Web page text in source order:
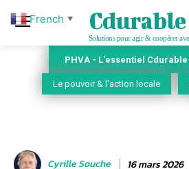
Cdurable
Solutions pour agir & coopérer
PHVA - L'essentiel Cdurable
Le pouvoir & l'action locale
Cyrille Souche 16 mars 2026
French ▼